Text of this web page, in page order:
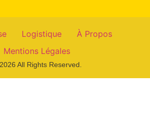
Logistique
À Propos
Mentions Légales
All Rights Reserved.